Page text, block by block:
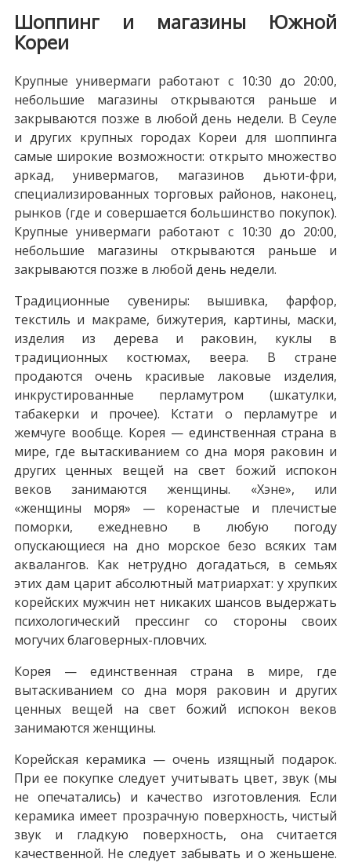
Шоппинг и магазины Южной
Кореи
Крупные универмаги работают с 10:30 до 20:00,
небольшие магазины открываются раньше и
закрываются позже в любой день недели. В Сеуле
и других крупных городах Кореи для шоппинга
самые широкие возможности: открыто множество
аркад, универмагов, магазинов дьюти-фри,
специализированных торговых районов, наконец,
рынков (где и совершается большинство покупок).
Крупные универмаги работают с 10:30 до 20:00,
небольшие магазины открываются раньше и
закрываются позже в любой день недели.
Традиционные сувениры: вышивка, фарфор,
текстиль и макраме, бижутерия, картины, маски,
изделия из дерева и раковин, куклы в
традиционных костюмах, веера. В стране
продаются очень красивые лаковые изделия,
инкрустированные перламутром (шкатулки,
табакерки и прочее). Кстати о перламутре и
жемчуге вообще. Корея — единственная страна в
мире, где вытаскиванием со дна моря раковин и
других ценных вещей на свет божий испокон
веков занимаются женщины. «Хэне», или
«женщины моря» — коренастые и плечистые
поморки, ежедневно в любую погоду
опускающиеся на дно морское безо всяких там
аквалангов. Как нетрудно догадаться, в семьях
этих дам царит абсолютный матриархат: у хрупких
корейских мужчин нет никаких шансов выдержать
психологический прессинг со стороны своих
могучих благоверных-пловчих.
Корея — единственная страна в мире, где
вытаскиванием со дна моря раковин и других
ценных вещей на свет божий испокон веков
занимаются женщины.
Корейская керамика — очень изящный подарок.
При ее покупке следует учитывать цвет, звук (мы
не опечатались) и качество изготовления. Если
керамика имеет прозрачную поверхность, чистый
звук и гладкую поверхность, она считается
качественной. Не следует забывать и о женьшене.